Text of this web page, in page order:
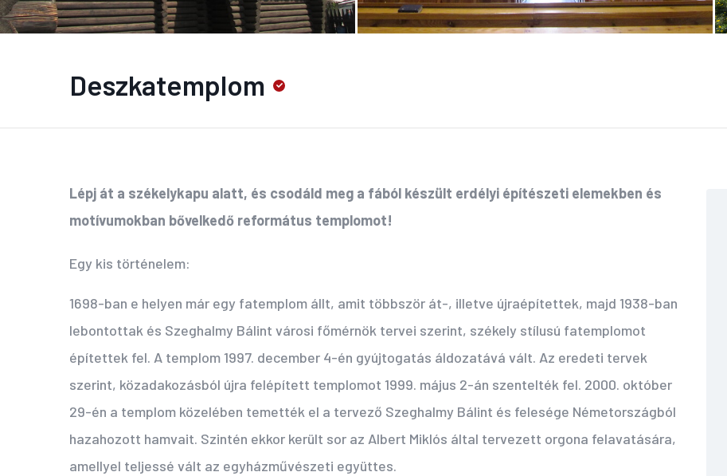
Deszkatemplom
Lépj át a székelykapu alatt, és csodáld meg a fából készült erdélyi építészeti elemekben és
motívumokban bővelkedő református templomot!
Egy kis történelem:
1698-ban e helyen már egy fatemplom állt, amit többször át-, illetve újraépítettek, majd 1938-ban
lebontottak és Szeghalmy Bálint városi főmérnök tervei szerint, székely stílusú fatemplomot
építettek fel. A templom 1997. december 4-én gyújtogatás áldozatává vált. Az eredeti tervek
szerint, közadakozásból újra felépített templomot 1999. május 2-án szentelték fel. 2000. október
29-én a templom közelében temették el a tervező Szeghalmy Bálint és felesége Németországból
hazahozott hamvait. Szintén ekkor került sor az Albert Miklós által tervezett orgona felavatására,
amellyel teljessé vált az egyházművészeti együttes.